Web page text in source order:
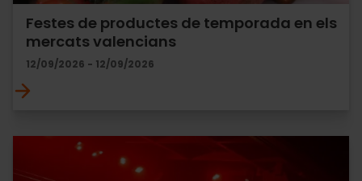
Festes de productes de temporada en els
mercats valencians
12/09/2026 - 12/09/2026